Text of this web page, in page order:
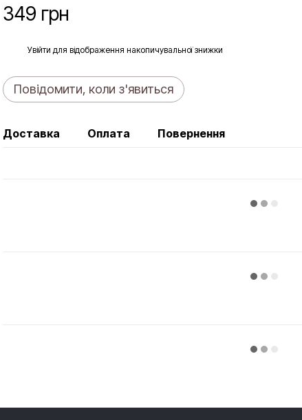
349 грн
Увійти для відображення накопичувальної знижки
Повідомити, коли з'явиться
Доставка Оплата Повернення